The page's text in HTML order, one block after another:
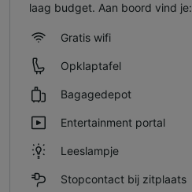
laag budget. Aan boord vind je:
Gratis wifi
Opklaptafel
Bagagedepot
Entertainment portal
Leeslampje
Stopcontact bij zitplaats